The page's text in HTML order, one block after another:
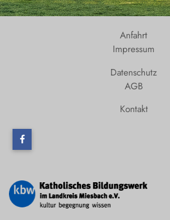
Anfahrt
Impressum
Datenschutz
AGB
Kontakt